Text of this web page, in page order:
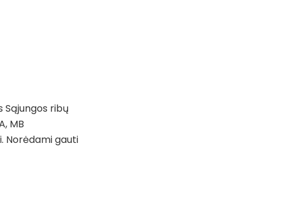
Sąjungos ribų
MB
Norėdami gauti